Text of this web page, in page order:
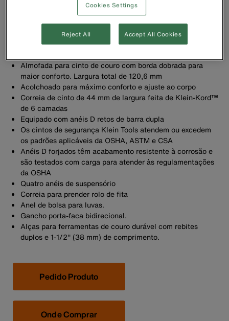
Suporte acolchoado para cinto Kord® Klein com duas abas
Almofada para cinto de couro com borda dobrada para
maior conforto. Largura total de 120,6 mm
Acolchoado para máximo conforto e ajuste ao corpo
Correia de cinto de 44 mm de largura feita de Klein-Kord™
de 6 camadas
Equipado com anéis D retos de barra dupla
Os cintos de segurança Klein Tools atendem ou excedem
os padrões aplicáveis da OSHA, ASTM e CSA
Anéis D forjados têm acabamento resistente à corrosão e
são testados com carga para atender às regulamentações
da OSHA
Quatro anéis de suspensório
Correia para prender rolo de fita
Anel de bolsa para luvas.
Gancho porta-faca bidirecional.
Alças para ferramentas de couro durável com rebites
duplos e 1-1/2'' (38 mm) de comprimento.
Pedido Produto
Onde Comprar
Cookies Settings
Reject All Accept All Cookies